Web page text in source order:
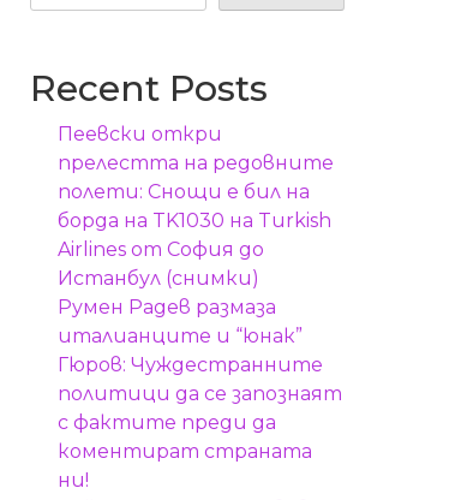
Recent Posts
Пеевски откри
прелестта на редовните
полети: Снощи е бил на
борда на TK1030 на Turkish
Airlines от София до
Истанбул (снимки)
Румен Радев размаза
италианците и “юнак”
Гюров: Чуждестранните
политици да се запознаят
с фактите преди да
коментират страната
ни!